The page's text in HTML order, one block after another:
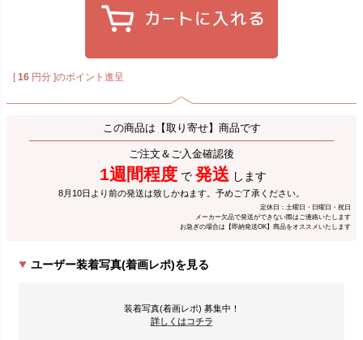
[16 円分 ]のポイント進呈
この商品は【取り寄せ】商品です
ご注文＆ご入金確認後
1週間程度 で 発送 します
8月10日より前の発送は致しかねます。予めご了承ください。
定休日：土曜日・日曜日・祝日
メーカー欠品で発送ができない際はご連絡いたします
お急ぎの場合は【即納発送OK】商品をオススメいたします
ユーザー装着写真(着画レポ)を見る
装着写真(着画レポ) 募集中！
詳しくはコチラ